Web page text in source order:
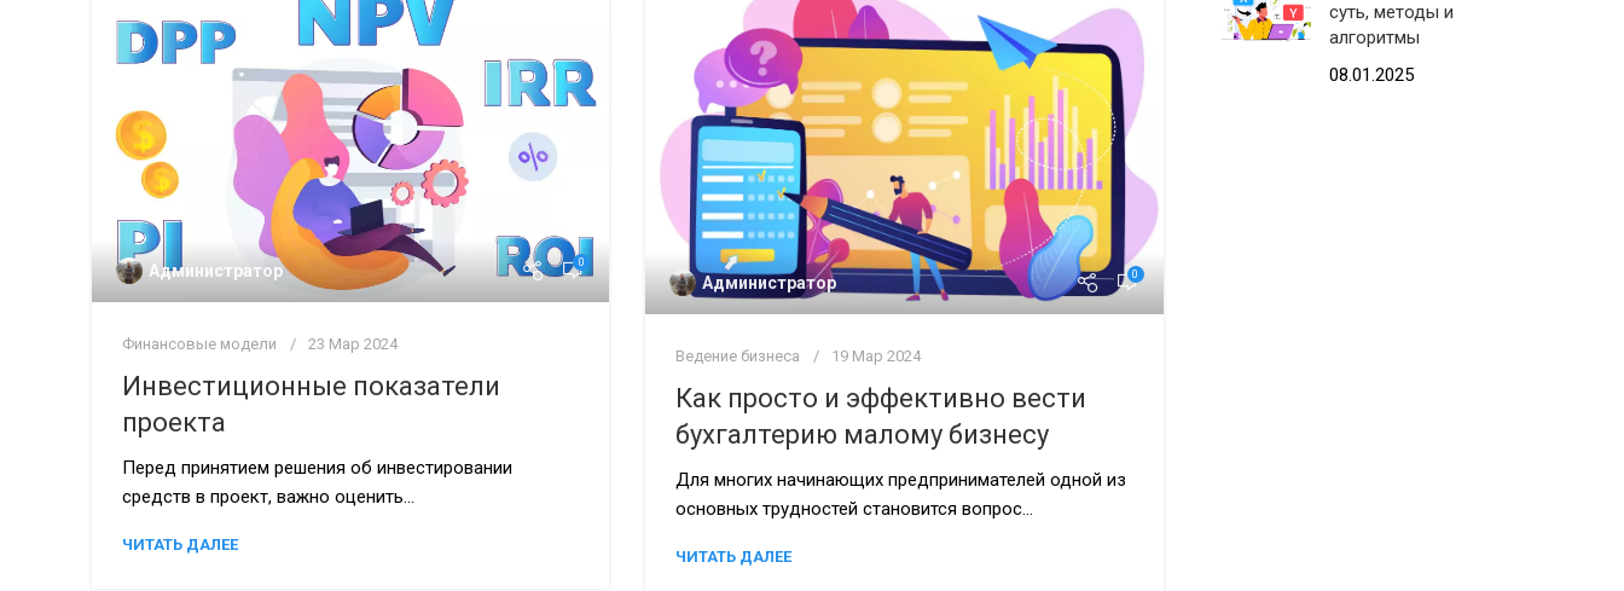
Администратор 0
Финансовые модели 23 Мар 2024
Инвестиционные показатели
проекта
Перед принятием решения об инвестировании
средств в проект, важно оценить...
ЧИТАТЬ ДАЛЕЕ
Администратор 0
Ведение бизнеса 19 Мар 2024
Как просто и эффективно вести
бухгалтерию малому бизнесу
Для многих начинающих предпринимателей одной из
основных трудностей становится вопрос...
ЧИТАТЬ ДАЛЕЕ
суть, методы и
алгоритмы
08.01.2025